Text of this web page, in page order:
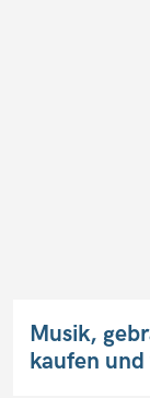
Musik,
kaufen